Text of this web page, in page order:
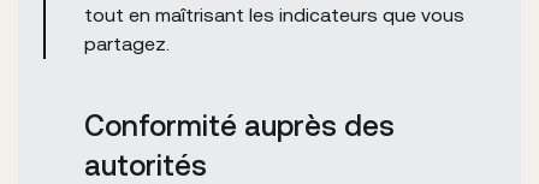
tout en maîtrisant les indicateurs que vous
partagez.
Conformité auprès des
autorités